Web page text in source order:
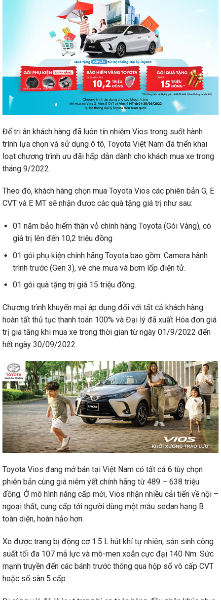
Để tri ân khách hàng đã luôn tín nhiệm Vios trong suốt hành
trình lựa chọn và sử dụng ô tô, Toyota Việt Nam đã triển khai
loạt chương trình ưu đãi hấp dẫn dành cho khách mua xe trong
tháng 9/2022.
Theo đó, khách hàng chọn mua Toyota Vios các phiên bản G, E
CVT và E MT sẽ nhận được các quà tặng giá trị như sau:
01 năm bảo hiểm thân vỏ chính hãng Toyota (Gói Vàng), có
giá trị lên đến 10,2 triệu đồng
01 gói phụ kiện chính hãng Toyota bao gồm: Camera hành
trình trước (Gen 3), vè che mưa và bơm lốp điện tử.
01 gói quà tặng trị giá 15 triệu đồng.
Chương trình khuyến mại áp dụng đối với tất cả khách hàng
hoàn tất thủ tục thanh toán 100% và Đại lý đã xuất Hóa đơn giá
trị gia tăng khi mua xe trong thời gian từ ngày 01/9/2022 đến
hết ngày 30/09/2022.
Toyota Vios đang mở bán tại Việt Nam có tất cả 6 tùy chọn
phiên bản cùng giá niêm yết chính hãng từ 489 – 638 triệu
đồng. Ở mô hình nâng cấp mới, Vios nhận nhiều cải tiến về nội –
ngoại thất, cung cấp tới người dùng một mẫu sedan hạng B
toàn diện, hoàn hảo hơn.
Xe được trang bị động cơ 1.5 L hút khí tự nhiên, sản sinh công
suất tối đa 107 mã lực và mô-men xoắn cực đại 140 Nm. Sức
mạnh truyền đến các bánh trước thông qua hộp số vô cấp CVT
hoặc số sàn 5 cấp.